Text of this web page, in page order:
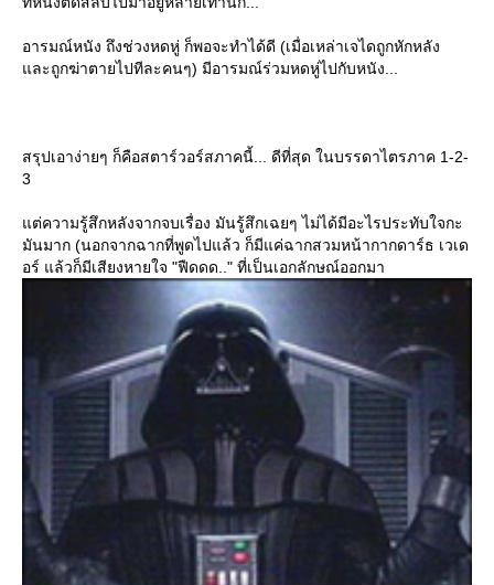
อารมณ์หนัง ถึงช่วงหดหู่ ก็พอจะทำได้ดี (เมื่อเหล่าเจไดถูกหักหลัง
ละถูกฆ่าตายไปทีละคนๆ) มีอารมณ์ร่วมหดหู่ไปกับหนัง...
สรุปเอาง่ายๆ ก็คือสตาร์วอร์สภาคนี้... ดีที่สุด ในบรรดาไตรภาค 1-2-
3
ต่ความรู้สึกหลังจากจบเรื่อง มันรู้สึกเฉยๆ ไม่ได้มีอะไรประทับใจกะ
มันมาก (นอกจากฉากที่พูดไปแล้ว ก็มีแค่ฉากสวมหน้ากากดาร์ธ เวเด
อร์ แล้วก็มีเสียงหายใจ "ฟืดดด.." ที่เป็นเอกลักษณ์ออกมา